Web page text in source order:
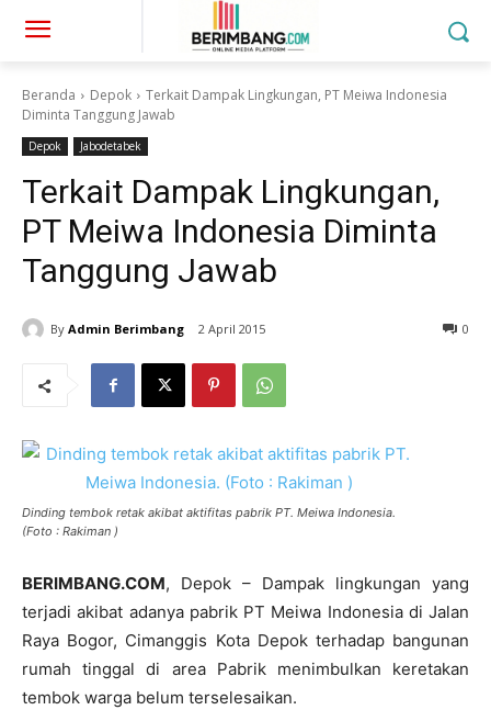
Beranda Depok
Terkait Dampak Lingkungan, PT Meiwa Indonesia
Diminta Tanggung Jawab
Depok Jabodetabek
Terkait Dampak Lingkungan,
PT Meiwa Indonesia Diminta
Tanggung Jawab
By Admin Berimbang 2 April 2015 0
Dinding tembok retak akibat aktifitas pabrik PT. Meiwa Indonesia.
(Foto : Rakiman )
BERIMBANG.COM, Depok – Dampak lingkungan yang
terjadi akibat adanya pabrik PT Meiwa Indonesia di Jalan
Raya Bogor, Cimanggis Kota Depok terhadap bangunan
rumah tinggal di area Pabrik menimbulkan keretakan
tembok warga belum terselesaikan.